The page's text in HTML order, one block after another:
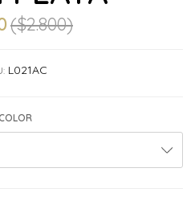
($2.800)
L021AC